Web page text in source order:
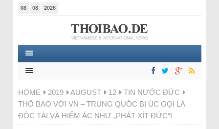
08 08 2026
HOME 2019 AUGUST 12
TIN NƯỚC ĐỨC
THÔ BẠO VỚI VN – TRUNG QUỐC BỊ ÚC GỌI LÀ
ĐỘC TÀI VÀ HIỂM ÁC NHƯ „PHÁT XÍT ĐỨC“!